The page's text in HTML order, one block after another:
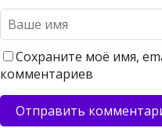
Сохраните моё имя,
комментариев